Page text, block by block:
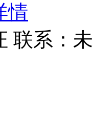
情
联系：